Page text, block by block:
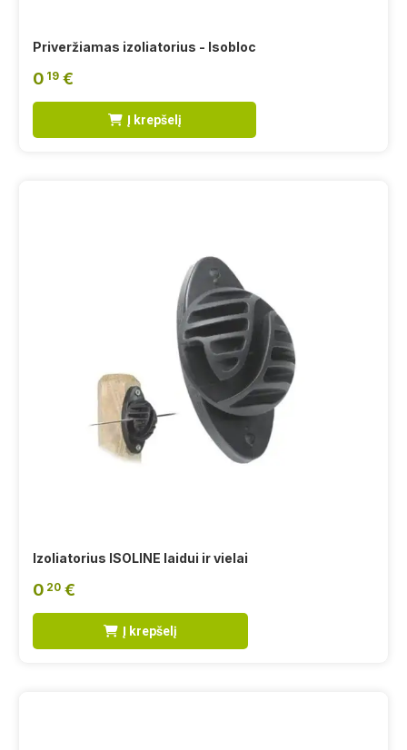
Priveržiamas izoliatorius - Isobloc
0 19 €
Į krepšelį
Izoliatorius ISOLINE laidui ir vielai
0 20 €
Į krepšelį